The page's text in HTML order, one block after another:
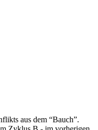
aus dem “Bauch”.